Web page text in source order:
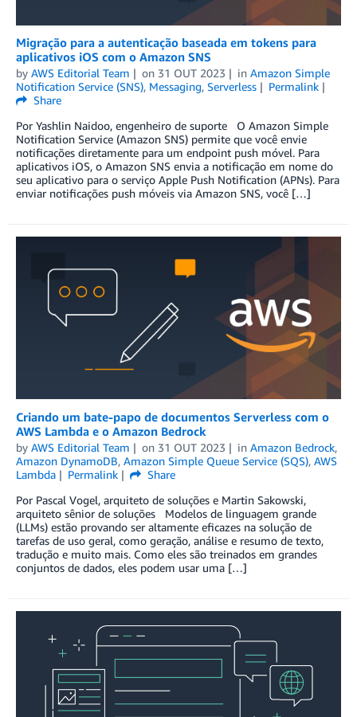
Migração para a autenticação baseada em tokens para
aplicativos iOS com o Amazon SNS
by AWS Editorial Team on 31 OUT 2023 in Amazon Simple
Notification Service (SNS), Messaging, Serverless
Permalink
Share
Por Yashlin Naidoo, engenheiro de suporte O Amazon Simple
Notification Service (Amazon SNS) permite que você envie
notificações diretamente para um endpoint push móvel. Para
aplicativos iOS, o Amazon SNS envia a notificação em nome do
seu aplicativo para o serviço Apple Push Notification (APNs). Para
enviar notificações push móveis via Amazon SNS, você […]
Criando um bate-papo de documentos Serverless com o
AWS Lambda e o Amazon Bedrock
by AWS Editorial Team on 31 OUT 2023 in Amazon Bedrock,
Amazon DynamoDB, Amazon Simple Queue Service (SQS), AWS
Lambda
Permalink
Share
Por Pascal Vogel, arquiteto de soluções e Martin Sakowski,
arquiteto sênior de soluções Modelos de linguagem grande
(LLMs) estão provando ser altamente eficazes na solução de
tarefas de uso geral, como geração, análise e resumo de texto,
tradução e muito mais. Como eles são treinados em grandes
conjuntos de dados, eles podem usar uma […]